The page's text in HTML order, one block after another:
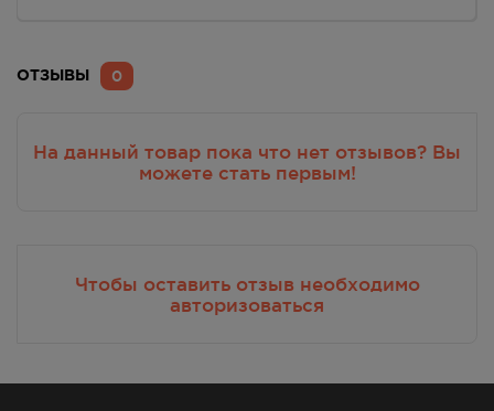
0
ОТЗЫВЫ
Чтобы оставить отзыв необходимо
авторизоваться
На данный товар пока что нет отзывов? Вы
можете стать первым!